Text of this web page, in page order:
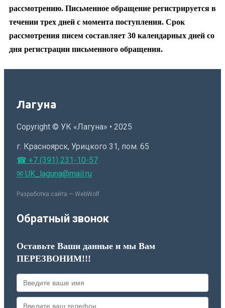
рассмотрению. Письменное обращение регистрируется в
течении трех дней с момента поступления. Срок
рассмотрения писем составляет 30 календарных дней со
дня регистрации письменного обращения.
Лагуна
Copyright © УК «Лагуна» • 2025
г. Красноярск, Урицкого 31, пом. 65
☎ +7 (391) 231-10-57
✉ UK_laguna@mail.ru
Разработка сайта — WebWolf
Обратный звонок
Оставьте Ваши данные и мы Вам
ПЕРЕЗВОНИМ!!!